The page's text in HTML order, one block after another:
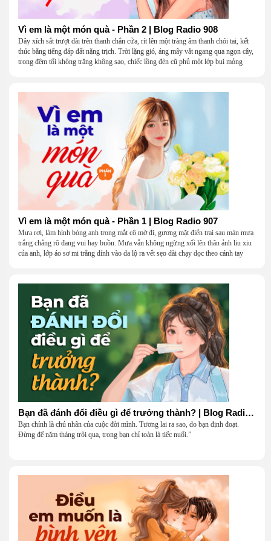
Vì em là một món quà - Phần 2 | Blog Radio 908
Dây xích sắt trượt dài trên thanh chắn cửa, rít lên một tràng âm thanh chói tai, kết
thúc bằng tiếng đáp đất nặng trịch. Trời lặng gió, áng mây vắt ngang qua ngọn cây,
trong đêm tối không trăng không sao, chiếc lồng đèn cũ phủ một lớp bụi mỏng
Vì em là một món quà - Phần 1 | Blog Radio 907
Mưa rơi, làm hình bóng anh trong mắt cô mờ đi, gương mặt điển trai sau màn mưa
trắng chẳng rõ đang vui hay buồn. Mưa vẫn không ngừng xối lên thân ảnh liu xiu
của anh, lớp áo sơ mi trắng dính vào da lộ ra vết sẹo dài chạy dọc theo cánh tay
Bạn đã đánh đổi điều gì để trưởng thành? | Blog Radio 906
Bạn chính là chủ nhân của cuộc đời mình. Tương lai ra sao, do bạn định đoạt.
Đừng để năm tháng trôi qua, trong bạn chỉ toàn là tiếc nuối.”